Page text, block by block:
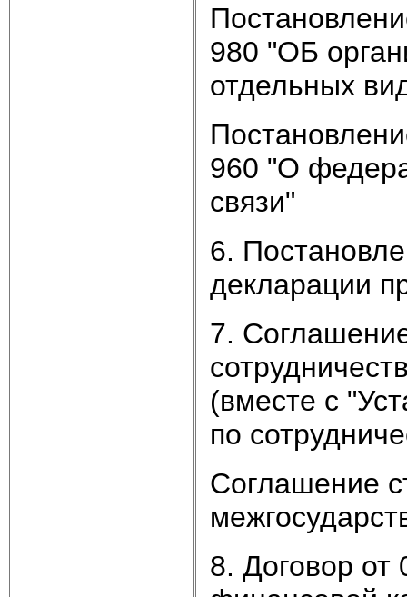
980 "ОБ
отдельных
960 "О
связи"
6.
декларации
7.
(вместе с
по
Соглашение
8. Договор